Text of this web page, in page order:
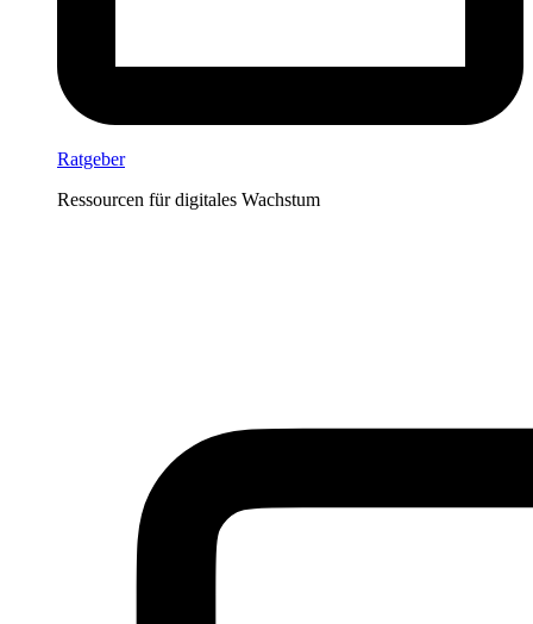
Ratgeber
Ressourcen für digitales Wachstum